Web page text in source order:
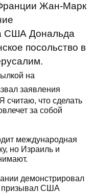
Жан-Марк
США Дональда
посольство в
на
заявления
считаю, что сделать
за собой
международная
но Израиль и
демонстрировал
призывал США